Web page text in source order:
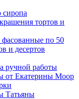
сиропа
тортов и
по 50
и десертов
ручной работы
от Екатерины Моор
Татьяны